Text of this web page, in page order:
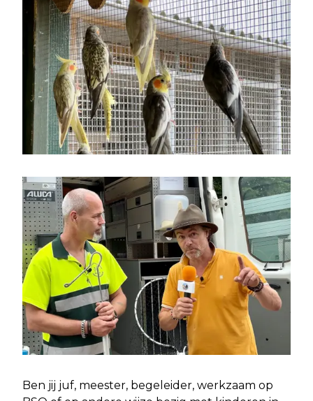
Ben jij juf, meester, begeleider, werkzaam op